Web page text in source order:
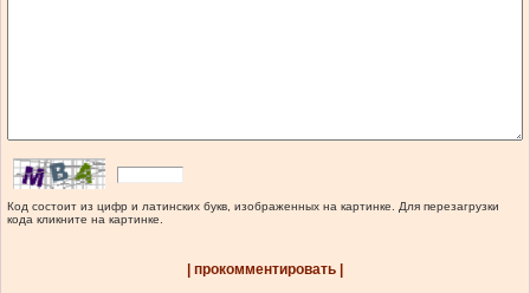
Код состоит из цифр и латинских букв, изображенных на картинке. Для перезагрузки
кода кликните на картинке.
| прокомментировать |